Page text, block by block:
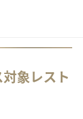
象レスト